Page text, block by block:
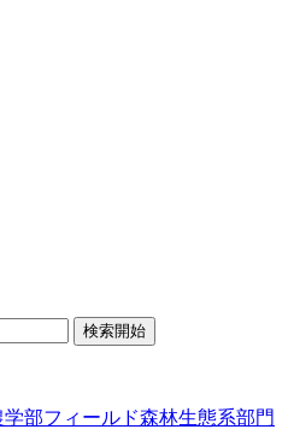
部フィールド森林生態系部門